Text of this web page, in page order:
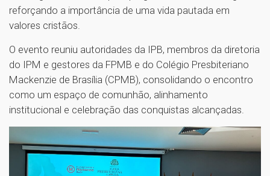
reforçando a importância de uma vida pautada em
valores cristãos.
O evento reuniu autoridades da IPB, membros da diretoria
do IPM e gestores da FPMB e do Colégio Presbiteriano
Mackenzie de Brasília (CPMB), consolidando o encontro
como um espaço de comunhão, alinhamento
institucional e celebração das conquistas alcançadas.